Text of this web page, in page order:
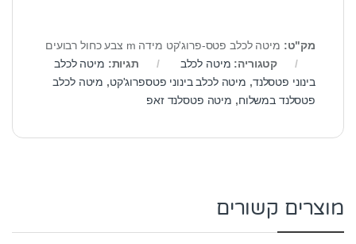
מק"ט: מיטה לכלב פטס-פרוג'קט מידה m צבע כחול רבועים
קטגוריה: מיטה לכלב תגיות: מיטה לכלב
בינוני פטסלנד, מיטה לכלב בינוני פטספרוג'קט, מיטה לכלב
פטסלנד במשלוח, מיטה פטסלנד זאפ
מוצרים קשורים